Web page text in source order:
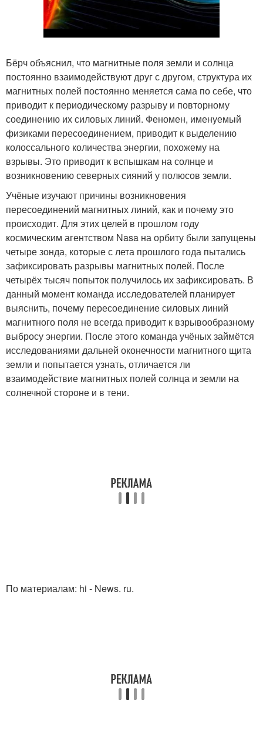
Бёрч объяснил, что магнитные поля земли и солнца
постоянно взаимодействуют друг с другом, структура их
магнитных полей постоянно меняется сама по себе, что
приводит к периодическому разрыву и повторному
соединению их силовых линий. Феномен, именуемый
физиками пересоединением, приводит к выделению
колоссального количества энергии, похожему на
взрывы. Это приводит к вспышкам на солнце и
возникновению северных сияний у полюсов земли.
Учёные изучают причины возникновения
пересоединений магнитных линий, как и почему это
происходит. Для этих целей в прошлом году
космическим агентством Nasa на орбиту были запущены
четыре зонда, которые с лета прошлого года пытались
зафиксировать разрывы магнитных полей. После
четырёх тысяч попыток получилось их зафиксировать. В
данный момент команда исследователей планирует
выяснить, почему пересоединение силовых линий
магнитного поля не всегда приводит к взрывообразному
выбросу энергии. После этого команда учёных займётся
исследованиями дальней оконечности магнитного щита
земли и попытается узнать, отличается ли
взаимодействие магнитных полей солнца и земли на
солнечной стороне и в тени.
По материалам: hi - News. ru.